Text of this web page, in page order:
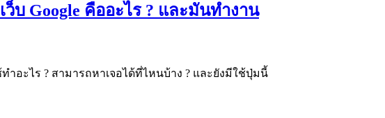
บ Google คืออะไร ? และมันทำงาน
ทำอะไร ? สามารถหาเจอได้ที่ไหนบ้าง ? และยังมีใช้ปุ่มนี้